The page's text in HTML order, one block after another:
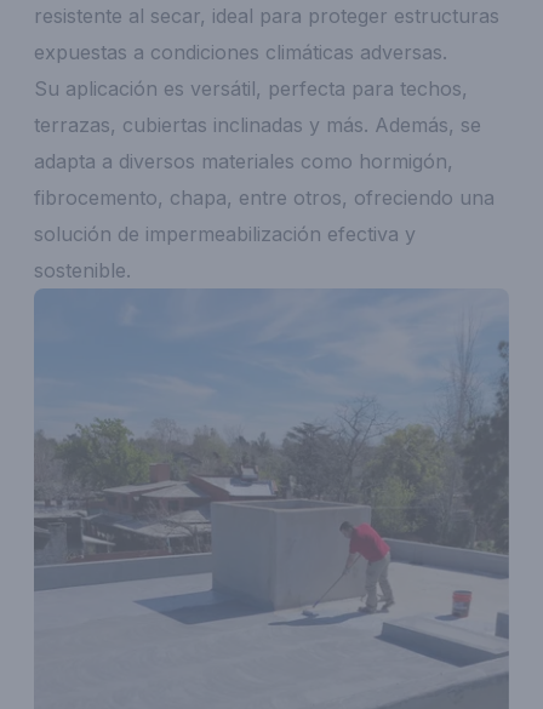
resistente al secar, ideal para proteger estructuras
expuestas a condiciones climáticas adversas.
Su aplicación es versátil, perfecta para techos,
terrazas, cubiertas inclinadas y más. Además, se
adapta a diversos materiales como hormigón,
fibrocemento, chapa, entre otros, ofreciendo una
solución de impermeabilización efectiva y
sostenible.